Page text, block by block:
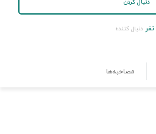
دنبال کردن
دنبال کننده
مصاحبه‌ها